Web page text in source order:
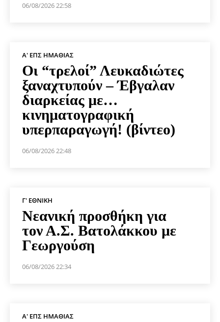
06/08/2026 22:58
Α' ΕΠΣ ΗΜΑΘΊΑΣ
Οι “τρελοί” Λευκαδιώτες
ξαναχτυπούν – Έβγαλαν
διαρκείας με…
κινηματογραφική
υπερπαραγωγή! (βίντεο)
06/08/2026 22:48
Γ' ΕΘΝΙΚΉ
Νεανική προσθήκη για
τον Α.Σ. Βατολάκκου με
Γεωργούση
06/08/2026 22:34
Α' ΕΠΣ ΗΜΑΘΊΑΣ